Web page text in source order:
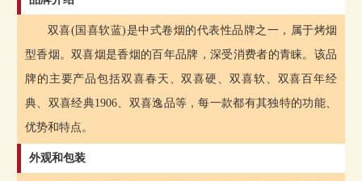
双喜(国喜软蓝)是中式卷烟的代表性品牌之一，属于烤烟
型香烟。双喜烟是香烟的百年品牌，深受消费者的青睐。该品
牌的主要产品包括双喜春天、双喜硬、双喜软、双喜百年经
典、双喜经典1906、双喜逸品等，每一款都有其独特的功能、
优势和特点。
外观和包装